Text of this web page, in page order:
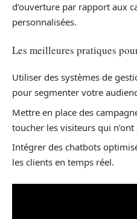
d’ouverture par rapport aux
personnalisées.
Les meilleures pratiques
Utiliser des systèmes de
pour segmenter votre
Mettre en place des
toucher les visiteurs qui
Intégrer des chatbots
les clients en temps réel.